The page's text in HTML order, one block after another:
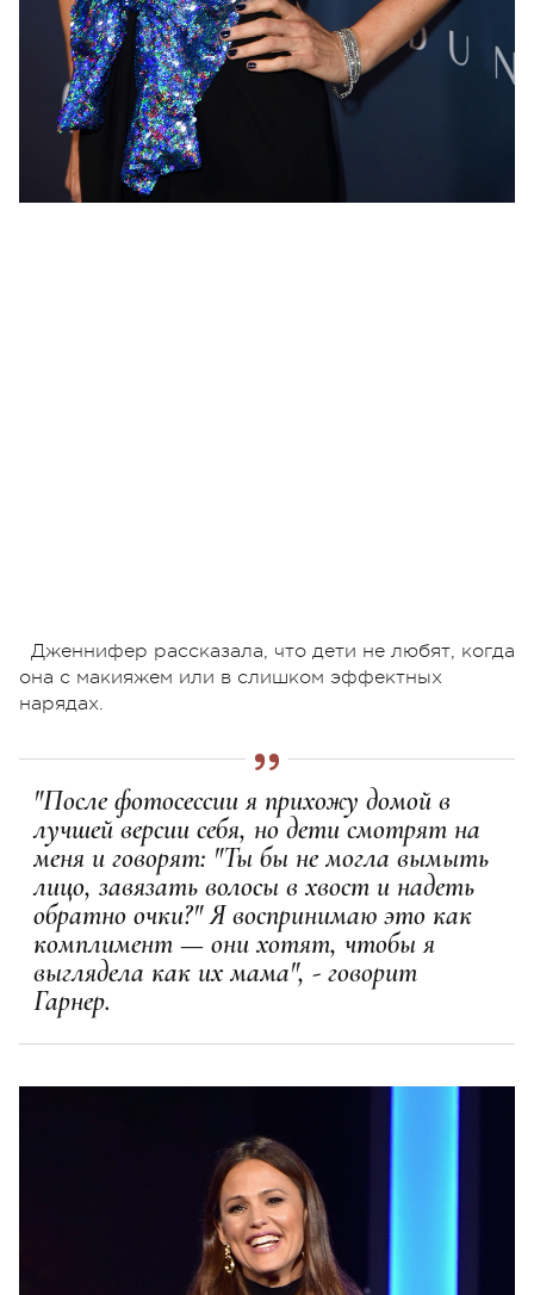
Дженнифер рассказала, что дети не любят, когда
она с макияжем или в слишком эффектных
нарядах.
"После фотосессии я прихожу домой в
лучшей версии себя, но дети смотрят на
меня и говорят: "Ты бы не могла вымыть
лицо, завязать волосы в хвост и надеть
обратно очки?" Я воспринимаю это как
комплимент — они хотят, чтобы я
выглядела как их мама", - говорит
Гарнер.